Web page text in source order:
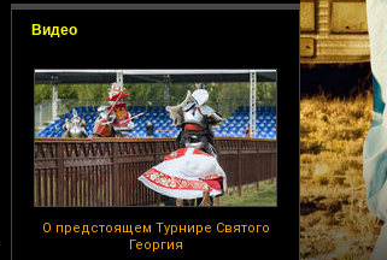
Видео
О предстоящем Турнире Святого
Георгия